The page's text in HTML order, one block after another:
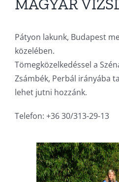
MAGYAR
Pátyon lakunk, Budapest
közelében.
Tömegközelkedéssel a
Zsámbék, Perbál irányába
lehet jutni hozzánk.
Telefon: +36 30/313-29-13